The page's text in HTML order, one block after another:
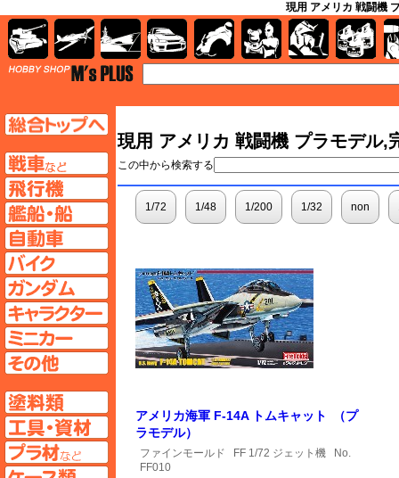
現用 アメリカ 戦闘機
現用 アメリカ 戦闘機 プラモデル,
この中から検索する
1/72 1/48 1/200 1/32 non
アメリカ海軍 F-14A トムキャット （プ
ラモデル）
ファインモールド FF 1/72 ジェット機 No.
FF010
AFV
飛行機ページへ
艦船ページへ
ガンダムページへ
キャラクターページへ
ミニカーページへ
その他ページへ
工具ページへ
プラ材ページへ
ケースページへ
AFV 飛行機 艦船 自動車 バイク キャラクターガンダム 塗料